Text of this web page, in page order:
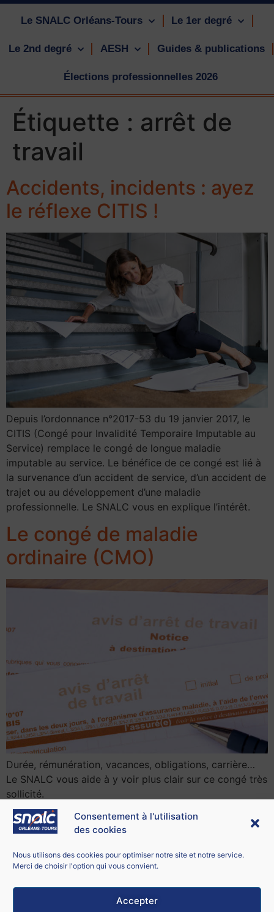
Consentement à l'utilisation
des cookies
Nous utilisons des cookies pour optimiser notre site et notre service.
Merci de choisir l'option qui vous convient.
Accepter
Le SNALC Orléans-Tours Le 1er degré
Le 2nd degré AESH Guides & publications
Élections professionnelles 2026
Étiquette : arrêt de
travail
Accidents, incidents : ayez
le réflexe CITIS !
Depuis l’ordonnance n°2017-53 du 19 janvier 2017, le
CITIS (Congé pour Invalidité Temporaire Imputable au
Service) remplace le congé de longue maladie
imputable au service. Le bénéfice de ce congé est lié à
la survenance d’un accident de service, d’un accident de
trajet ou au développement d’une maladie
professionnelle. Le SNALC vous en explique l’intérêt.
Le congé de maladie
ordinaire (CMO)
Durée, rémunération, vacances, obligations, carrière…
Le SNALC vous aide à y voir plus clair sur ce congé très
sollicité.
Contacter le SNALC Orléans-Tours
21 bis rue George Sand
18100 Vierzon